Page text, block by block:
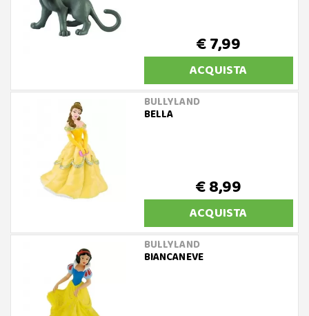
€ 7,99
ACQUISTA
BULLYLAND
BELLA
€ 8,99
ACQUISTA
BULLYLAND
BIANCANEVE